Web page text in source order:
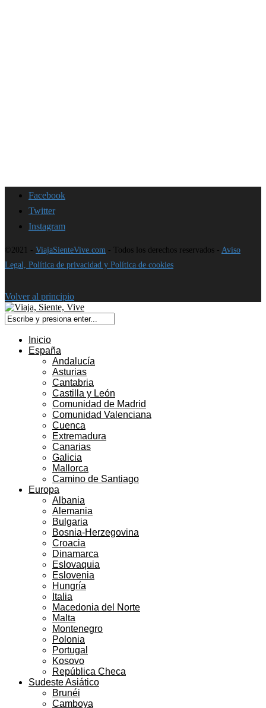
Facebook
Twitter
Instagram
©2021 - ViajaSienteVive.com - Todos los derechos reservados - Aviso
Legal, Política de privacidad y Política de cookies
Volver al principio
Inicio
España
Andalucía
Asturias
Cantabria
Castilla y León
Comunidad de Madrid
Comunidad Valenciana
Cuenca
Extremadura
Canarias
Galicia
Mallorca
Camino de Santiago
Europa
Albania
Alemania
Bulgaria
Bosnia-Herzegovina
Croacia
Dinamarca
Eslovaquia
Eslovenia
Hungría
Italia
Macedonia del Norte
Malta
Montenegro
Polonia
Portugal
Kosovo
República Checa
Sudeste Asiático
Brunéi
Camboya